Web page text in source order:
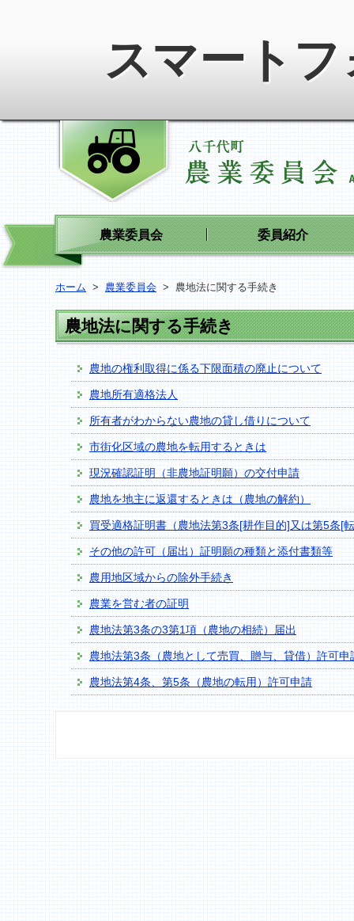
スマート
農業委員会 委員紹介
ホーム > 農業委員会 > 農地法に関する手続き
農地法に関する手続き
農地の権利取得に係る下限面積の廃止について
農地所有適格法人
所有者がわからない農地の貸し借りについて
市街化区域の農地を転用するときは
現況確認証明（非農地証明願）の交付申請
農地を地主に返還するときは（農地の解約）
買受適格証明書（農地法第3条[耕作目的]又は第5条[
その他の許可（届出）証明願の種類と添付書類等
農用地区域からの除外手続き
農業を営む者の証明
農地法第3条の3第1項（農地の相続）届出
農地法第3条（農地として売買、贈与、貸借）許可申
農地法第4条、第5条（農地の転用）許可申請